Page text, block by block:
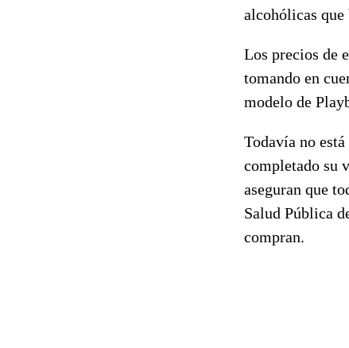
alcohólicas que
Los precios de
tomando en
modelo de
Todavía no
completado su
aseguran que
Salud Pública
compran.